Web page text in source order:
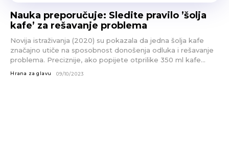
Nauka preporučuje: Sledite pravilo ’šolja
kafe’ za rešavanje problema
Novija istraživanja (2020) su pokazala da jedna šolja kafe
značajno utiče na sposobnost donošenja odluka i rešavanje
problema. Preciznije, ako popijete otprilike 350 ml kafe...
Hrana za glavu 09/10/2023